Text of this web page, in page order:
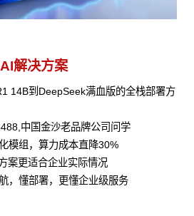
解决方案
14B到DeepSeek满血版的全栈部署方
中国金沙老品牌公司问学
模组，算力成本直降30%
案更适合企业实际情况
，懂部署，更懂企业级服务